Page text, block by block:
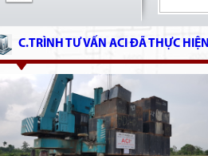
C.TRÌNH TƯ VẤN ACI ĐÃ THỰC HIỆN